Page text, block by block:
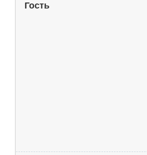
Гость